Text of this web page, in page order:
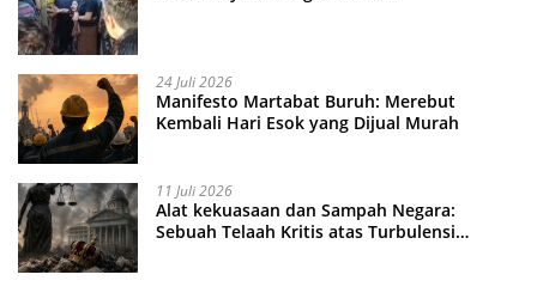
24 Juli 2026
Manifesto Martabat Buruh: Merebut
Kembali Hari Esok yang Dijual Murah
11 Juli 2026
Alat kekuasaan dan Sampah Negara:
Sebuah Telaah Kritis atas Turbulensi